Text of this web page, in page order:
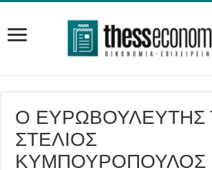
Ο ΕΥΡΩΒΟΥΛΕΥΤΗΣ
ΣΤΕΛΙΟΣ
ΚΥΜΠΟΥΡΟΠΟΥΛΟΣ